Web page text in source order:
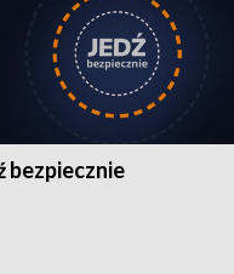
bezpiecznie